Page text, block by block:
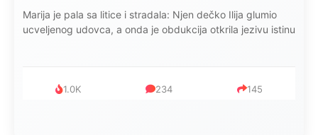
Marija je pala sa litice i stradala: Njen dečko Ilija glumio
ucveljenog udovca, a onda je obdukcija otkrila jezivu istinu
1.0K 234 145